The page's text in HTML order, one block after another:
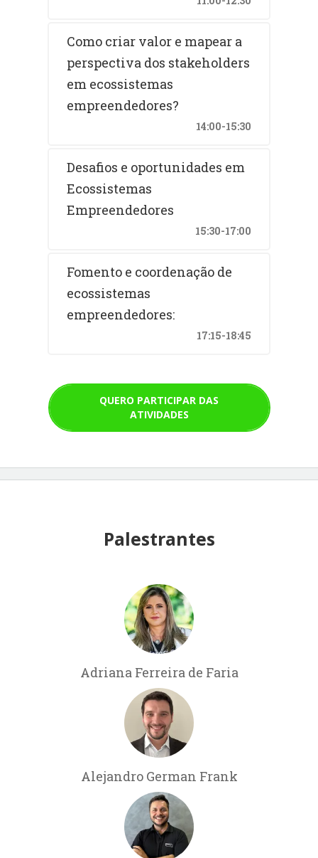
Como criar valor e mapear a
perspectiva dos stakeholders
em ecossistemas
empreendedores?
14:00-15:30
Desafios e oportunidades em
Ecossistemas
Empreendedores
15:30-17:00
Fomento e coordenação de
ecossistemas
empreendedores:
17:15-18:45
QUERO PARTICIPAR DAS
ATIVIDADES
Palestrantes
Adriana Ferreira de Faria
Alejandro German Frank